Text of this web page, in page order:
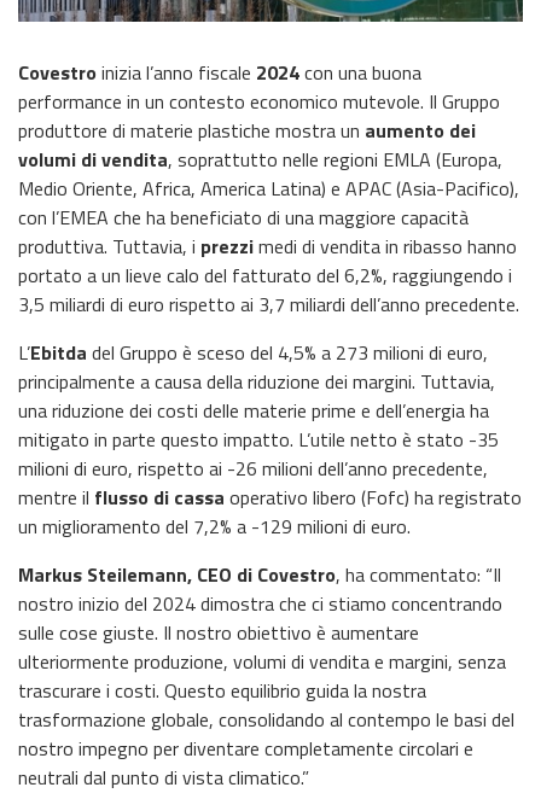
Covestro inizia l’anno fiscale 2024con una buona
performance in un contesto economico mutevole. Il Gruppo
produttore di materie plastiche mostra un aumento dei
volumi di vendita, soprattutto nelle regioni EMLA (Europa,
Medio Oriente, Africa, America Latina) e APAC (Asia-Pacifico),
con l’EMEA che ha beneficiato di una maggiore capacità
produttiva. Tuttavia, i prezzimedi di vendita in ribasso hanno
portato a un lieve calo del fatturato del 6,2%, raggiungendo i
3,5 miliardi di euro rispetto ai 3,7 miliardi dell’anno precedente.
L’Ebitda del Gruppo è sceso del 4,5% a 273 milioni di euro,
principalmente a causa della riduzione dei margini. Tuttavia,
una riduzione dei costi delle materie prime e dell’energia ha
mitigato in parte questo impatto. L’utile netto è stato -35
milioni di euro, rispetto ai -26 milioni dell’anno precedente,
mentre il flusso di cassa operativo libero (Fofc) ha registrato
un miglioramento del 7,2% a -129 milioni di euro.
Markus Steilemann, CEO di Covestro, ha commentato: “Il
nostro inizio del 2024 dimostra che ci stiamo concentrando
sulle cose giuste. Il nostro obiettivo è aumentare
ulteriormente produzione, volumi di vendita e margini, senza
trascurare i costi. Questo equilibrio guida la nostra
trasformazione globale, consolidando al contempo le basi del
nostro impegno per diventare completamente circolari e
neutrali dal punto di vista climatico.”